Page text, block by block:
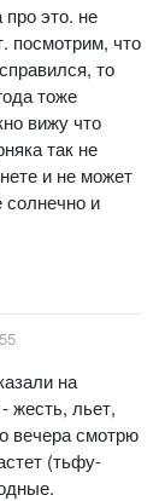
это. не
посмотрим, что
то
тоже
вижу что
так не
и не может
солнечно и
на
жесть, льет,
вечера смотрю
(тьфу-